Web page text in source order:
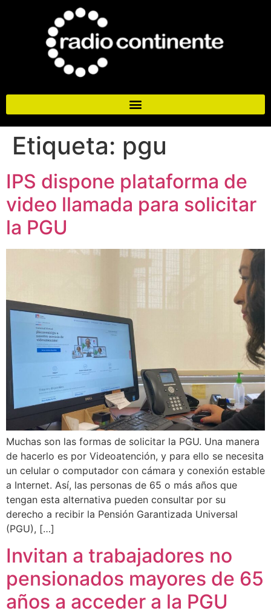
Etiqueta: pgu
IPS dispone plataforma de
video llamada para solicitar
la PGU
Muchas son las formas de solicitar la PGU. Una manera
de hacerlo es por Videoatención, y para ello se necesita
un celular o computador con cámara y conexión estable
a Internet. Así, las personas de 65 o más años que
tengan esta alternativa pueden consultar por su
derecho a recibir la Pensión Garantizada Universal
(PGU), […]
Invitan a trabajadores no
pensionados mayores de 65
años a acceder a la PGU